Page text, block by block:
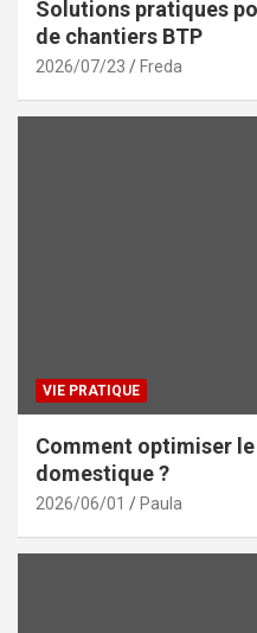
Solutions pratiques
de chantiers BTP
2026/07/23 Freda
VIE PRATIQUE
Comment optimiser
domestique ?
2026/06/01 Paula